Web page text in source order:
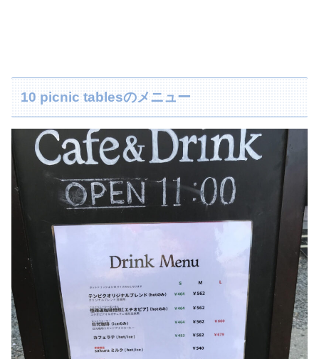
10 picnic tablesのメニュー